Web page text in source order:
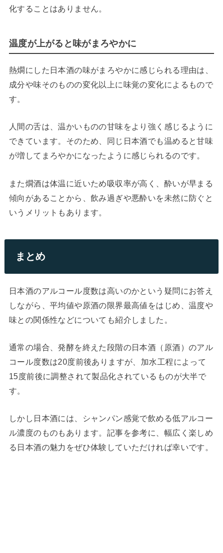
化することはありません。
温度が上がると味がまろやかに
熱燗にした日本酒の味がまろやかに感じられる理由は、
成分や味そのものの変化以上に味覚の変化によるもので
す。
人間の舌は、温かいものの甘味をより強く感じるように
できています。そのため、同じ日本酒でも温めると甘味
が増してまろやかになったように感じられるのです。
また燗酒は体温に近いため吸収率が高く、酔いが早まる
傾向があることから、飲み過ぎや悪酔いを未然に防ぐと
いうメリットもあります。
まとめ
日本酒のアルコール度数は高いのかという疑問にお答え
しながら、平均値や原酒の限界最高値をはじめ、温度や
味との関係性などについても紹介しました。
通常の場合、発酵を終えた段階の日本酒（原酒）のアル
コール度数は20度前後ありますが、加水工程によって
15度前後に調整されて製品化されているものが大半で
す。
しかし日本酒には、シャンパン感覚で飲める低アルコー
ル濃度のものもあります。記事を参考に、幅広く楽しめ
る日本酒の魅力をぜひ体験していただければ幸いです。